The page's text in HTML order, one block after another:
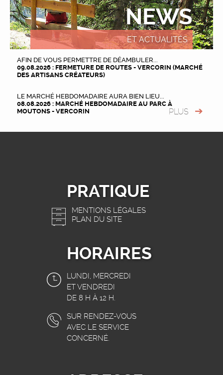
NEWS
ET ACTUALITÉS
AFIN DE VOUS PERMETTRE DE DÉAMBULER...
09.08.2026 : FERMETURE DE ROUTES - VERCORIN (MARCHÉ
DES ARTISANS CRÉATEURS)
LE MARCHÉ HEBDOMADAIRE AURA BIEN LIEU...
08.08.2026 : MARCHÉ HEBDOMADAIRE AU PARC À
MOUTONS - VERCORIN
PLUS
PRATIQUE
MENTIONS LÉGALES
PLAN DU SITE
HORAIRES
LUNDI, MERCREDI
ET VENDREDI
DE 8 H À 12 H.
SUR RENDEZ-VOUS
AVEC LE SERVICE
CONCERNÉ.